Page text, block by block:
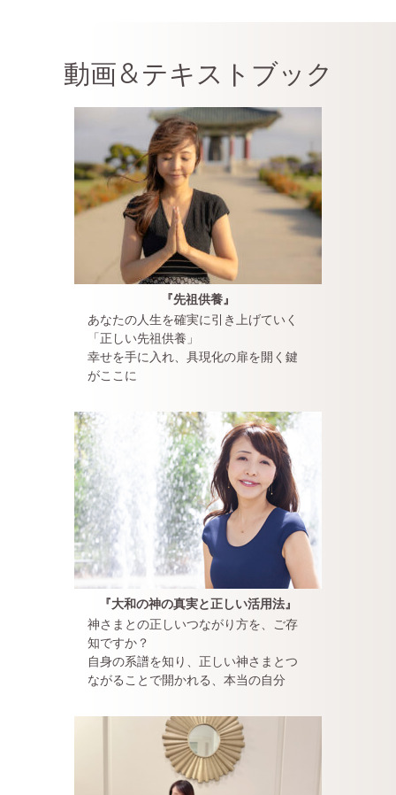
動画＆テキストブック
『先祖供養』
あなたの人生を確実に引き上げていく
「正しい先祖供養」
幸せを手に入れ、具現化の扉を開く鍵
がここに
『大和の神の真実と正しい活用法』
神さまとの正しいつながり方を、ご存
知ですか？
自身の系譜を知り、正しい神さまとつ
ながることで開かれる、本当の自分